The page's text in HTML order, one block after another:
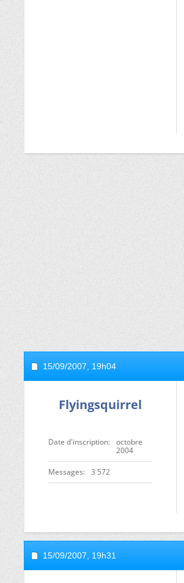
15/09/2007, 19h04
Flyingsquirrel
Date d'inscription
octobre
2004
Messages 3 572
15/09/2007, 19h31